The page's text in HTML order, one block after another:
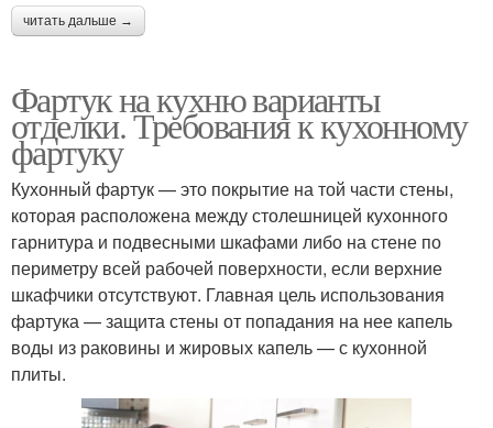
читать дальше →
Фартук на кухню варианты
отделки. Требования к кухонному
фартуку
Кухонный фартук — это покрытие на той части стены,
которая расположена между столешницей кухонного
гарнитура и подвесными шкафами либо на стене по
периметру всей рабочей поверхности, если верхние
шкафчики отсутствуют. Главная цель использования
фартука — защита стены от попадания на нее капель
воды из раковины и жировых капель — с кухонной
плиты.